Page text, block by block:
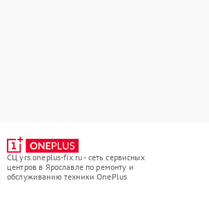
СЦ yrs.oneplus-fix.ru - сеть сервисных
центров в Ярославле по ремонту и
обслуживанию техники OnePlus